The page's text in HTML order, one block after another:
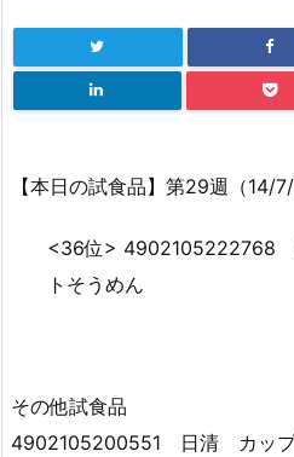
【本日の試食品】第29週（14/
<36位> 4902105222768
トそうめん
その他試食品
4902105200551 日清 カップ